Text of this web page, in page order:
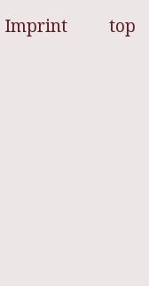
top
Imprint